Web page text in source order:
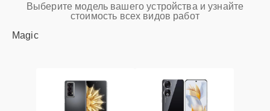
Выберите модель вашего устройства и узнайте
стоимость всех видов работ
Magic